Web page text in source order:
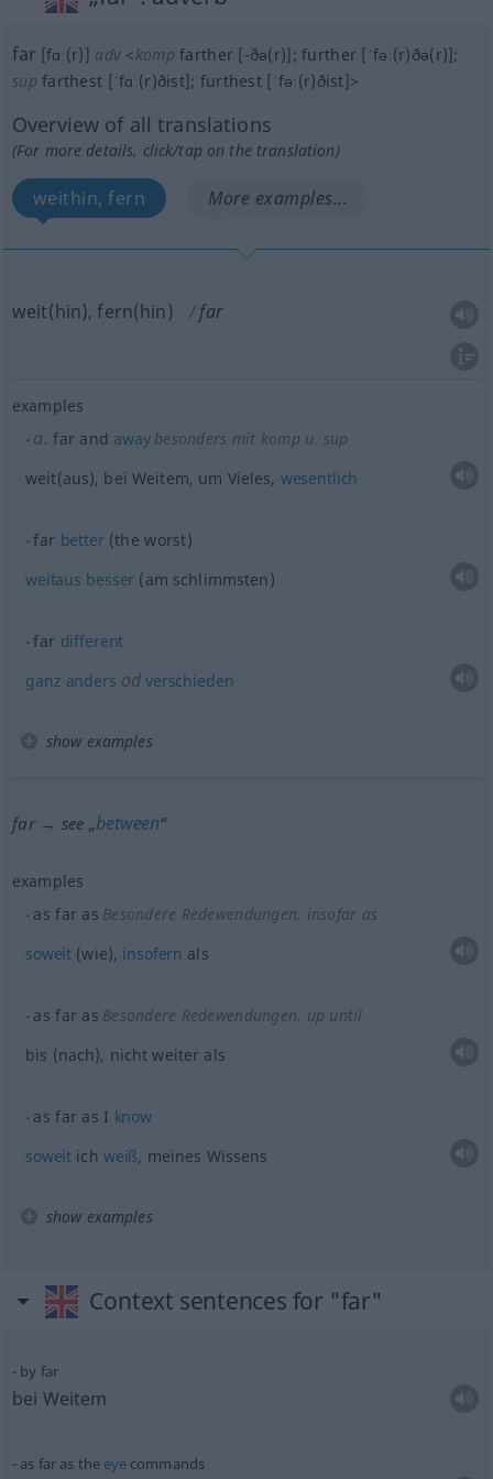
far [fɑː(r)] adv <komp farther [-ðə(r)];further [ˈfəː(r)ðə(r)];
sup farthest [ˈfɑː(r)ðist]; furthest [ˈfəː(r)ðist]>
Overview of all translations
(For more details, click/tap on the translation)
weithin, fern More examples...
weit(hin), fern(hin) far
examples
a. far and away besonders mit komp u. sup
weit(aus), bei Weitem, um Vieles, wesentlich
far better(the worst)
weitaus besser (am schlimmsten)
far different
ganz anders od verschieden
show examples
far → see „between“
examples
as far as Besondere Redewendungen, insofar as
soweit (wie), insofern als
as far as Besondere Redewendungen, up until
bis (nach), nicht weiter als
as far as I know
soweit ich weiß, meines Wissens
show examples
Context sentences for "far"
by far
bei Weitem
as far as the eyecommands